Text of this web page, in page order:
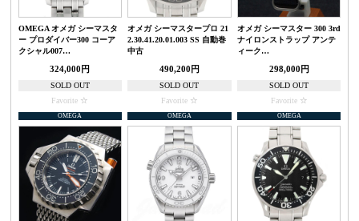
OMEGA オメガ シーマスタ
ー プロダイバー300 コーア
クシャル007…
324,000円
SOLD OUT
Favorite
オメガ シーマスタープロ 21
2.30.41.20.01.003 SS 自動巻
中古
490,200円
SOLD OUT
Favorite
オメガ シーマスター 300 3rd
ナイロンストラップ アンテ
ィーク…
298,000円
SOLD OUT
Favorite
OMEGA OMEGA OMEGA